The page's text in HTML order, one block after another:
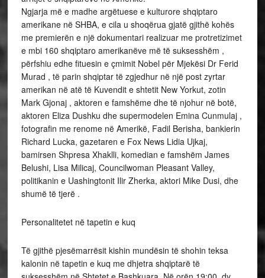
Ngjarja më e madhe argëtuese e kulturore shqiptaro
amerikane në SHBA, e cila u shoqërua gjatë gjithë kohës
me premierën e një dokumentari realizuar me protretizimet
e mbi 160 shqiptaro amerikanëve më të suksesshëm ,
përfshiu edhe fituesin e çmimit Nobel për Mjekësi Dr Ferid
Murad , të parin shqiptar të zgjedhur në një post zyrtar
amerikan në atë të Kuvendit e shtetit New Yorkut, zotin
Mark Gjonaj , aktoren e famshëme dhe të njohur në botë,
aktoren Eliza Dushku dhe supermodelen Emina Cunmulaj ,
fotografin me renome në Amerikë, Fadil Berisha, bankierin
Richard Lucka, gazetaren e Fox News Lidia Ujkaj,
bamirsen Shpresa Xhaklli, komedian e famshëm James
Belushi, Lisa Milicaj, Councilwoman Pleasant Valley,
politikanin e Uashingtonit Ilir Zherka, aktori Mike Dusi, dhe
shumë të tjerë .
Personalitetet në tapetin e kuq
Të gjithë pjesëmarrësit kishin mundësin të shohin teksa
kalonin në tapetin e kuq me dhjetra shqiptarë të